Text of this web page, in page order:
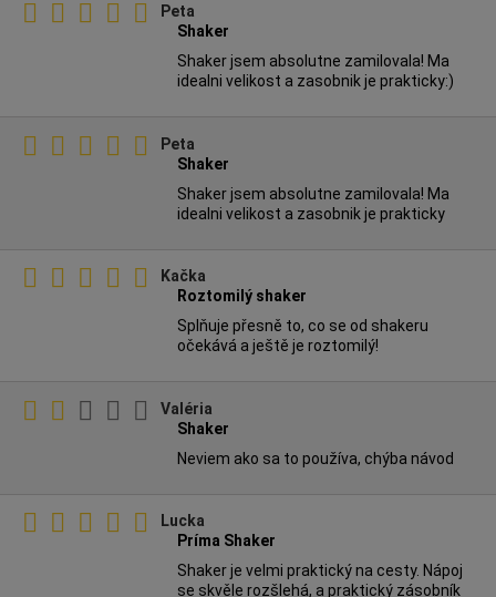
Peta
Shaker
Shaker jsem absolutne zamilovala! Ma
idealni velikost a zasobnik je prakticky:)
Peta
Shaker
Shaker jsem absolutne zamilovala! Ma
idealni velikost a zasobnik je prakticky
Kačka
Roztomilý shaker
Splňuje přesně to, co se od shakeru
očekává a ještě je roztomilý!
Valéria
Shaker
Neviem ako sa to používa, chýba návod
Lucka
Príma Shaker
Shaker je velmi praktický na cesty. Nápoj
se skvěle rozšlehá, a praktický zásobník